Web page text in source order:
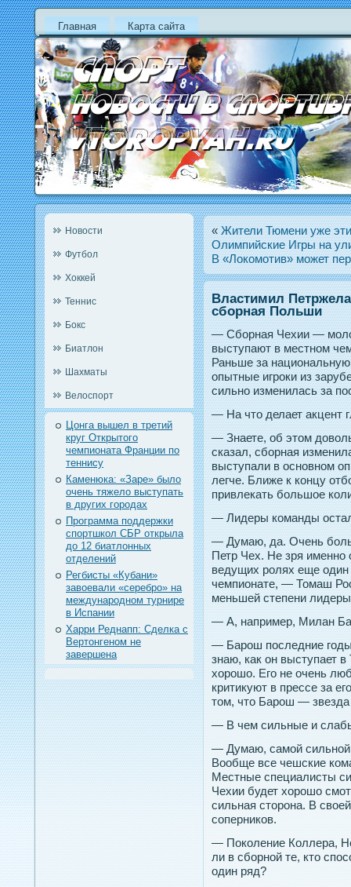
Главная Карта сайта
Новости
Футбол
Хоккей
Теннис
Бокс
Биатлон
Шахматы
Велоспорт
Цонга вышел в третий
круг Открытого
чемпионата Франции по
теннису
Каменюка: «Заре» было
очень тяжело выступать
в других городах
Программа поддержки
спортшкол СБР открыла
до 12 биатлонных
отделений
Регбисты «Кубани»
завоевали «серебро» на
международном турнире
в Испании
Харри Реднапп: Сделка с
Вертонгеном не
завершена
«Жители Тюмени уже
Олимпийские Игры на
В «Локомотив» может
Властимил
сборная Польши
— Сборная Чехии —
выступают в местном
Раньше за
опытные игроки из
сильно изменилась за
— На что делает акцент
— Знаете, об этом
сказал, сборная
выступали в основном
легче. Ближе к концу
привлекать большое
— Лидеры команды
— Думаю, да. Очень
Петр Чех. Не зря именно
ведущих ролях еще один
чемпионате, — Томаш
меньшей степени
— А, например, Милан
— Барош последние годы
знаю, как он выступает
хорошо. Его не очень
критикуют в прессе за
том, что Барош —
— В чем сильные и
— Думаю, самой сильной
Вообще все чешские
Местные специалисты
Чехии будет хорошо
сильная сторона. В
соперников.
— Поколение Коллера,
ли в сборной те, кто
один ряд?